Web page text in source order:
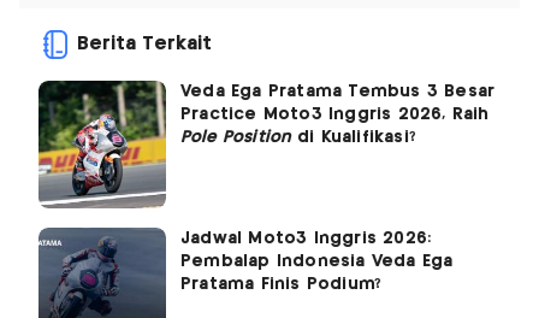
Berita Terkait
Veda Ega Pratama Tembus 3 Besar
Practice Moto3 Inggris 2026, Raih
Pole Positiondi Kualifikasi?
Jadwal Moto3 Inggris 2026:
Pembalap Indonesia Veda Ega
Pratama Finis Podium?